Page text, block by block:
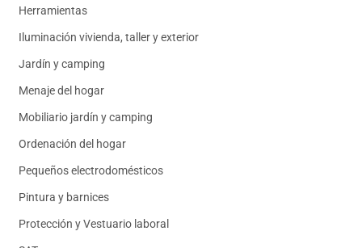
Herramientas
Iluminación vivienda, taller y exterior
Jardín y camping
Menaje del hogar
Mobiliario jardín y camping
Ordenación del hogar
Pequeños electrodomésticos
Pintura y barnices
Protección y Vestuario laboral